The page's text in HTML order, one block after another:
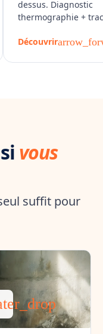
dessus. Diagnostic
thermographie +
Découvrir
vous
suffit pour